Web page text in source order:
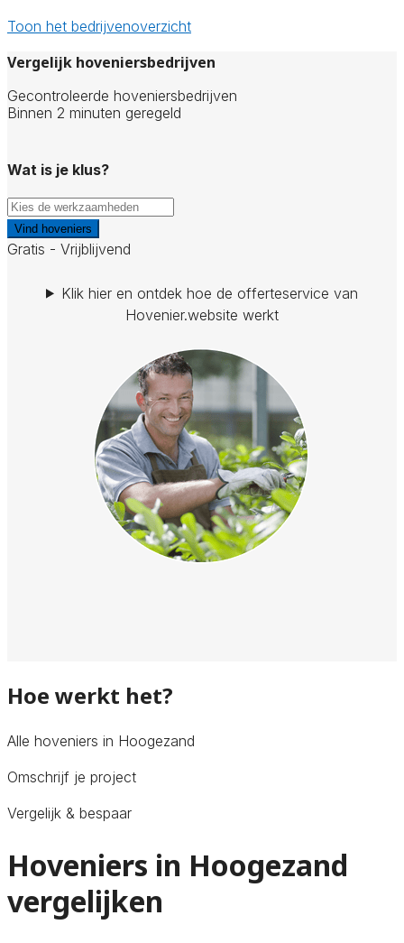
Toon het bedrijvenoverzicht
Vergelijk hoveniersbedrijven
Gecontroleerde hoveniersbedrijven
Binnen 2 minuten geregeld
Wat is je klus?
Vind hoveniers
Gratis - Vrijblijvend
Klik hier en ontdek hoe de offerteservice van
Hovenier.website werkt
Hoe werkt het?
Alle hoveniers in Hoogezand
Omschrijf je project
Vergelijk & bespaar
Hoveniers in Hoogezand
vergelijken